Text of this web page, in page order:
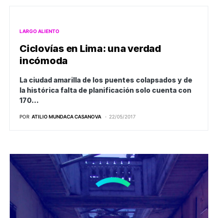
LARGO ALIENTO
Ciclovías en Lima: una verdad
incómoda
La ciudad amarilla de los puentes colapsados y de
la histórica falta de planificación solo cuenta con
170…
POR ATILIO MUNDACA CASANOVA 22/05/2017